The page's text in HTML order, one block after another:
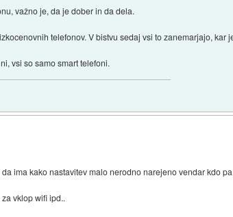
važno je, da je dober in da dela.
telefonov. V bistvu sedaj vsi to zanemarjajo, kar
vsi so samo smart telefoni.
ima kako nastavitev malo nerodno narejeno vendar kdo
vklop wifi ipd..